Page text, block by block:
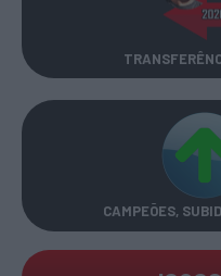
CAMPEÕES,